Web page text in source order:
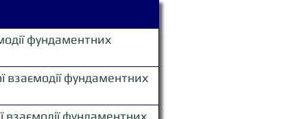
фундаментних
взаємодії фундаментних
взаємодії фундаментних